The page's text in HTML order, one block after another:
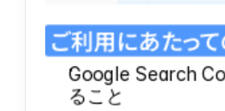
ご利用にあたっ
Google Search
ること